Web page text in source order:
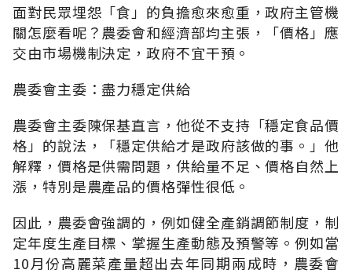
面對民眾埋怨「食」的負擔愈來愈重，政府主管機
關怎麼看呢？農委會和經濟部均主張，「價格」應
交由市場機制決定，政府不宜干預。
農委會主委：盡力穩定供給
農委會主委陳保基直言，他從不支持「穩定食品價
格」的說法，「穩定供給才是政府該做的事。」他
解釋，價格是供需問題，供給量不足、價格自然上
漲，特別是農產品的價格彈性很低。
因此，農委會強調的，例如健全產銷調節制度，制
定年度生產目標、掌握生產動態及預警等。例如當
10月份高麗菜產量超出去年同期兩成時，農委會